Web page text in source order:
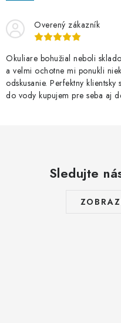
Overený zákazník
Okuliare bohužial neboli
a velmi ochotne mi ponukli
odskusanie. Perfektny
do vody kupujem pre seba aj
Sledujte